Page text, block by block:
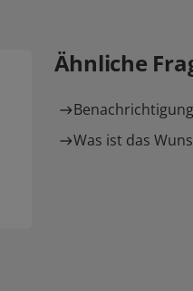
Ähnliche
Was ist das